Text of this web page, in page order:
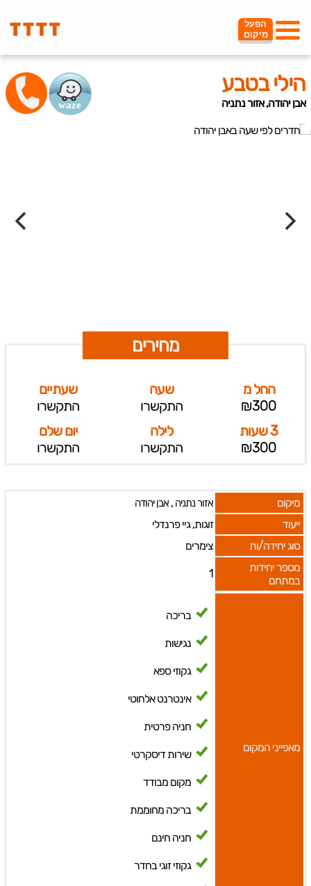
הפעל
מיקום
הילי בטבע
אבן יהודה, אזור נתניה
מחירים
החל מ
₪300
שעה
התקשרו
שעתיים
התקשרו
3 שעות
₪300
לילה
התקשרו
יום שלם
התקשרו
מיקום אזור נתניה, אבן יהודה
ייעוד
זוגות, גיי פרנדלי
סוג יחידה/ות
צימרים
מספר יחידות
במתחם
1
מאפייני המקום
בריכה
נגישות
גקוזי ספא
אינטרנט אלחוטי
חניה פרטית
שירות דיסקרטי
מקום מבודד
בריכה מחוממת
חניה חינם
גקוזי זוגי בחדר